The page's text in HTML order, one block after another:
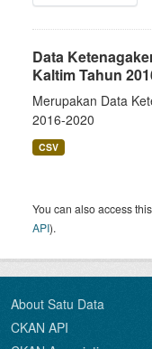
Data
Kaltim Tahun
Merupakan Data
2016-2020
CSV
You can also access
API).
About Satu Data
CKAN API